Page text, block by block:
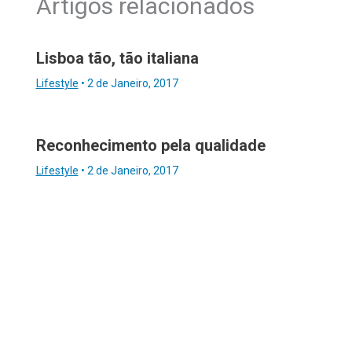
Artigos relacionados
Lisboa tão, tão italiana
Lifestyle • 2 de Janeiro, 2017
Reconhecimento pela qualidade
Lifestyle • 2 de Janeiro, 2017